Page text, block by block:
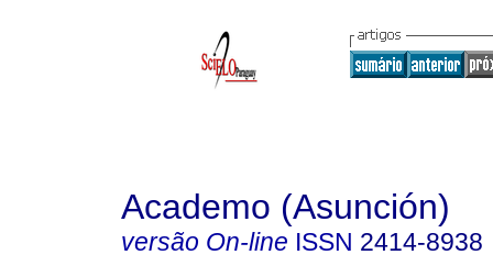
Academo (Asunción)
versão On-line ISSN 2414-8938